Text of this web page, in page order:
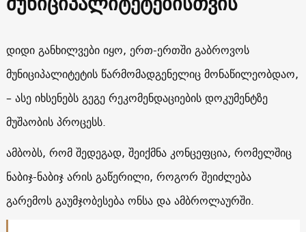
დიდი განხილვები იყო, ერთ-ერთში გაბროვოს
მუნიციპალიტეტის წარმომადგენელიც მონაწილეობდაო,
– ასე იხსენებს გეგე რეკომენდაციების დოკუმენტზე
მუშაობის პროცესს.
ამბობს, რომ შედეგად, შეიქმნა კონცეფცია, რომელშიც
ნაბიჯ-ნაბიჯ არის გაწერილი, როგორ შეიძლება
გარემოს გაუმჯობესება ონსა და ამბროლაურში.